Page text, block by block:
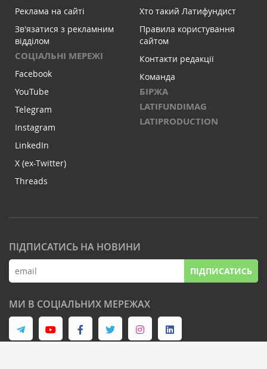
Реклама на сайті
Зв'язатися з рекламним
відділом
СОЦІАЛЬНІ МЕРЕЖІ
Facebook
YouTube
Telegram
Instagram
LinkedIn
X (ex-Twitter)
Threads
Хто такий Латифундист
Правила користування
сайтом
Контакти редакції
Команда
БІРЖА
LATIFUNDIMAG
LATIPRODUCTION
ПІДПИСАТИСЬ НА НОВИНИ
ПІДПИСАТИСЬ
МИ В СОЦІАЛЬНИХ МЕРЕЖАХ